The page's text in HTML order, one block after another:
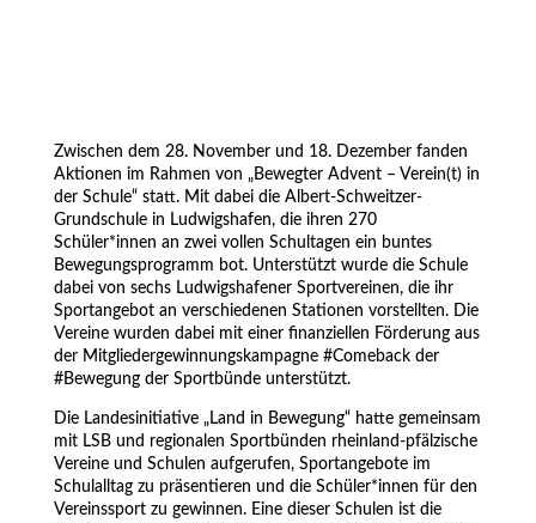
Zwischen dem 28. November und 18. Dezember fanden
Aktionen im Rahmen von „Bewegter Advent – Verein(t) in
der Schule“ statt. Mit dabei die Albert-Schweitzer-
Grundschule in Ludwigshafen, die ihren 270
Schüler*innen an zwei vollen Schultagen ein buntes
Bewegungsprogramm bot. Unterstützt wurde die Schule
dabei von sechs Ludwigshafener Sportvereinen, die ihr
Sportangebot an verschiedenen Stationen vorstellten. Die
Vereine wurden dabei mit einer finanziellen Förderung aus
der Mitgliedergewinnungskampagne #Comeback der
#Bewegung der Sportbünde unterstützt.
Die Landesinitiative „Land in Bewegung“ hatte gemeinsam
mit LSB und regionalen Sportbünden rheinland-pfälzische
Vereine und Schulen aufgerufen, Sportangebote im
Schulalltag zu präsentieren und die Schüler*innen für den
Vereinssport zu gewinnen. Eine dieser Schulen ist die